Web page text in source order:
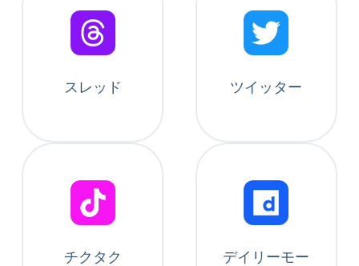
スレッド ツイッター
チクタク
デイリーモー